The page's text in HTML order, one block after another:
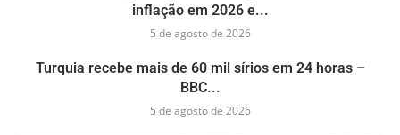
inflação em 2026 e...
5 de agosto de 2026
Turquia recebe mais de 60 mil sírios em 24 horas –
BBC...
5 de agosto de 2026